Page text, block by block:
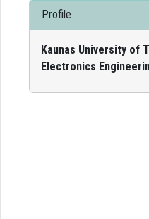
Organization discovery
Organization playlists
Profile
Kaunas University of
Electronics